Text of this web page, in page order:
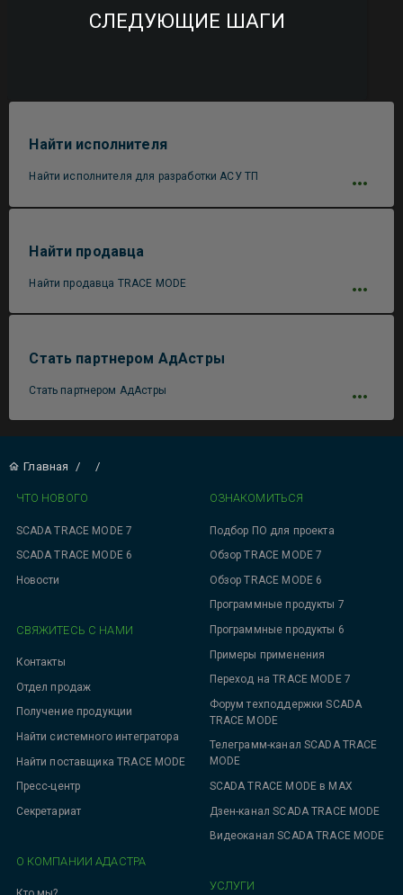
СЛЕДУЮЩИЕ ШАГИ
Найти исполнителя
Найти исполнителя для разработки АСУ ТП
Найти продавца
Найти продавца TRACE MODE
Стать партнером АдАстры
Стать партнером АдАстры
Главная / /
ЧТО НОВОГО
SCADA TRACE MODE 7
SCADA TRACE MODE 6
Новости
ОЗНАКОМИТЬСЯ
Подбор ПО для проекта
Обзор TRACE MODE 7
Обзор TRACE MODE 6
Программные продукты 7
Программные продукты 6
Примеры применения
Переход на TRACE MODE 7
Форум техподдержки SCADA
TRACE MODE
Телеграмм-канал SCADA TRACE
MODE
SCADA TRACE MODE в MAX
Дзен-канал SCADA TRACE MODE
Видеоканал SCADA TRACE MODE
УСЛУГИ
СВЯЖИТЕСЬ С НАМИ
Контакты
Отдел продаж
Получение продукции
Найти системного интегратора
Найти поставщика TRACE MODE
Пресс-центр
Секретариат
О КОМПАНИИ АДАСТРА